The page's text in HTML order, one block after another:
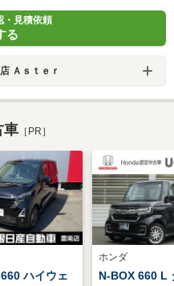
・見積依頼
る
Ａｓｔｅｒ
車 ［PR］
ハイウェ
ホンダ
N-BOX 660 L